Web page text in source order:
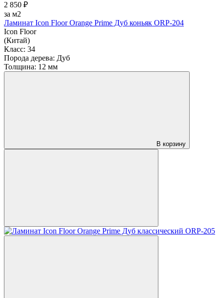
2 850 ₽
за м2
Ламинат Icon Floor Orange Prime Дуб коньяк ORP-204
Icon Floor
(Китай)
Класс: 34
Порода дерева: Дуб
Толщина: 12 мм
В корзину